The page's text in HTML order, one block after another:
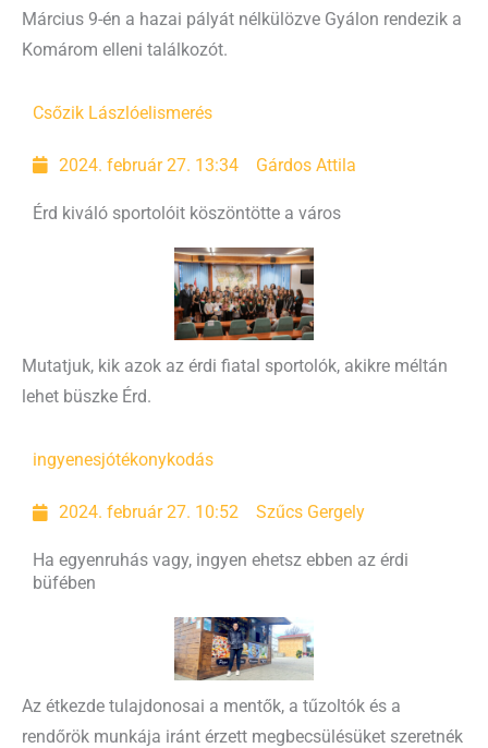
Március 9-én a hazai pályát nélkülözve Gyálon rendezik a
Komárom elleni találkozót.
Csőzik Lászlóelismerés
2024. február 27. 13:34 Gárdos Attila
Érd kiváló sportolóit köszöntötte a város
Mutatjuk, kik azok az érdi fiatal sportolók, akikre méltán
lehet büszke Érd.
ingyenesjótékonykodás
2024. február 27. 10:52 Szűcs Gergely
Ha egyenruhás vagy, ingyen ehetsz ebben az érdi
büfében
Az étkezde tulajdonosai a mentők, a tűzoltók és a
rendőrök munkája iránt érzett megbecsülésüket szeretnék